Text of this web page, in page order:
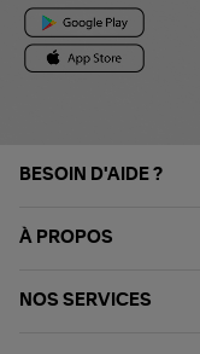
BESOIN D'AIDE ?
À PROPOS
NOS SERVICES